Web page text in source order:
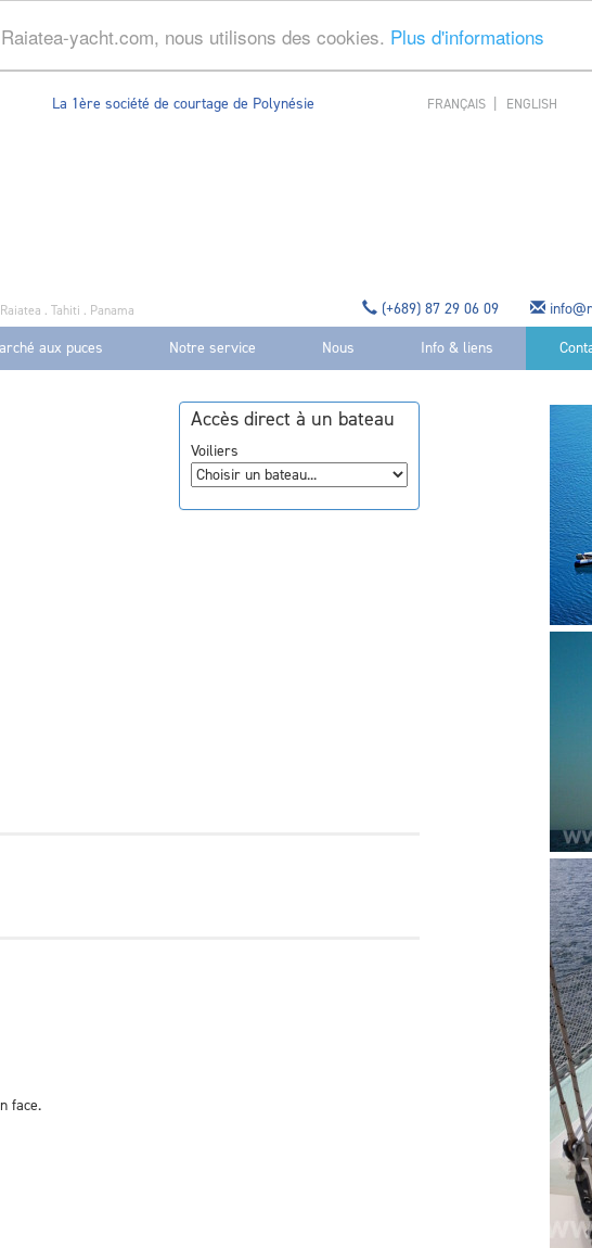
yacht.com, nous utilisons des cookies. Plus d'informations
La 1ère société de courtage de Polynésie FRANÇAIS | ENGLISH
. Tahiti . Panama (+689) 87 29 06 09
aux puces Notre service Nous Info & liens
Accès direct à un bateau
Voiliers
face.